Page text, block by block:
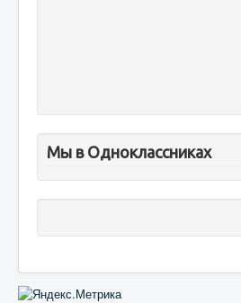
Мы в Одноклассниках